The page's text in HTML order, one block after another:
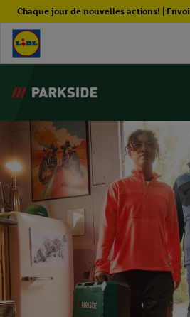
Chaque jour de nouvelles actions! |